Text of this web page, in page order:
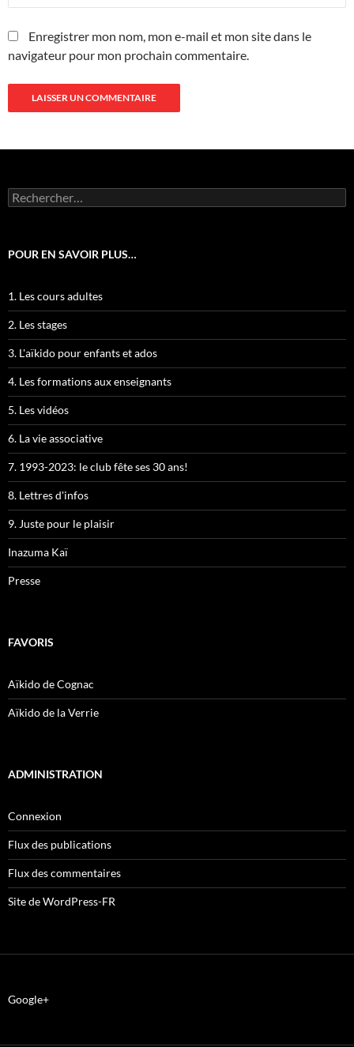
Enregistrer mon nom, mon e-mail et mon site dans le
navigateur pour mon prochain commentaire.
Rechercher :
POUR EN SAVOIR PLUS…
1. Les cours adultes
2. Les stages
3. L'aïkido pour enfants et ados
4. Les formations aux enseignants
5. Les vidéos
6. La vie associative
7. 1993-2023: le club fête ses 30 ans!
8. Lettres d'infos
9. Juste pour le plaisir
Inazuma Kaï
Presse
FAVORIS
Aïkido de Cognac
Aïkido de la Verrie
ADMINISTRATION
Connexion
Flux des publications
Flux des commentaires
Site de WordPress-FR
Google+